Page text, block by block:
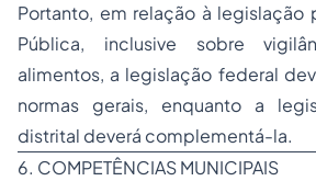
Portanto, em relação à legislação
Pública, inclusive sobre
alimentos, a legislação federal
normas gerais, enquanto a
distrital deverá complementá-la.
6. COMPETÊNCIAS MUNICIPAIS